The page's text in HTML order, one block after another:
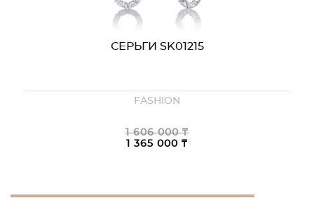
СЕРЬГИ SK01215
FASHION
1 606 000 ₸
1 365 000 ₸